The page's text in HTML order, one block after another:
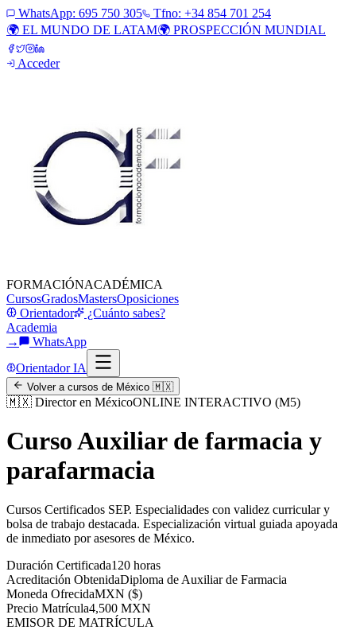
WhatsApp: 695 750 305
Tfno: +34 854 701 254
🌍 EL MUNDO DE LATAM🌍 PROSPECCIÓN MUNDIAL
Acceder
FORMACIÓNACADÉMICA
CursosGradosMastersOposiciones
Orientador
¿Cuánto sabes?
Academia
→
WhatsApp
Orientador IA
Volver a cursos de México 🇲🇽
🇲🇽 Director en MéxicoONLINE INTERACTIVO (M5)
Curso Auxiliar de farmacia y
parafarmacia
Cursos Certificados SEP. Especialidades con validez curricular y
bolsa de trabajo destacada. Especialización virtual guiada apoyada
de inmediato por asesores de México.
Duración Certificada120 horas
Acreditación ObtenidaDiploma de Auxiliar de Farmacia
Moneda OfrecidaMXN ($)
Precio Matrícula4,500 MXN
EMISOR DE MATRÍCULA